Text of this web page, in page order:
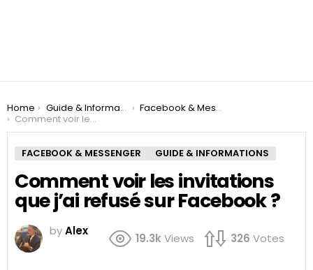
You are here:
Home Guide & Informations
Facebook & Messenger
Comment voir les invitations que j’ai refusé sur Facebook ?
FACEBOOK & MESSENGER GUIDE & INFORMATIONS
Comment voir les invitations
que j’ai refusé sur Facebook ?
byAlex
19.3kViews 326 Votes